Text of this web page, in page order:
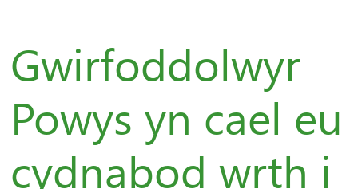
Gwirfoddolwyr
Powys yn cael eu
cydnabod wrth i